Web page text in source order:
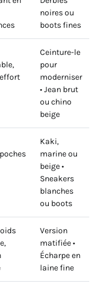
noires ou
boots fines
Ceinture-le
pour
moderniser
• Jean brut
ou chino
beige
Kaki,
marine ou
beige •
Sneakers
blanches
ou boots
Version
matifiée •
Écharpe en
laine fine